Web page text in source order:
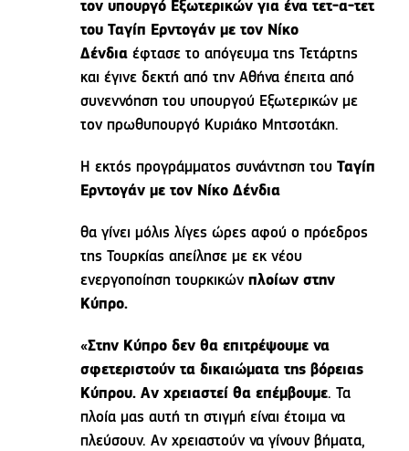
τον υπουργό Εξωτερικών για ένα τετ-α-τετ
του Ταγίπ Ερντογάν με τον Νίκο
Δένδια έφτασε το απόγευμα της Τετάρτης
και έγινε δεκτή από την Αθήνα έπειτα από
συνεννόηση του υπουργού Εξωτερικών με
τον πρωθυπουργό Κυριάκο Μητσοτάκη.
Η εκτός προγράμματος συνάντηση τουΤαγίπ
Ερντογάν με τον Νίκο Δένδια
θα γίνει μόλις λίγες ώρες αφού ο πρόεδρος
της Τουρκίας απείλησε με εκ νέου
ενεργοποίηση τουρκικώνπλοίων στην
Κύπρο.
«Στην Κύπρο δεν θα επιτρέψουμε να
σφετεριστούν τα δικαιώματα της βόρειας
Κύπρου. Αν χρειαστεί θα επέμβουμε. Τα
πλοία μας αυτή τη στιγμή είναι έτοιμα να
πλεύσουν. Αν χρειαστούν να γίνουν βήματα,